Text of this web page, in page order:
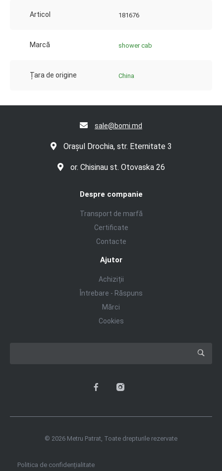
Articol 181676
Marcă shower cab
Țara de origine China
sale@bomi.md
Orașul Drochia, str. Eternitate 3
or. Chisinau st. Otovaska 26
Despre companie
Transport de marfă
Certificate
Contacte
Ajutor
Achiziții
Întrebare - Răspuns
Mărci
Cookies
© 2026 Metru Patrat, Toate drepturile rezervate
Politica de confidențialitate